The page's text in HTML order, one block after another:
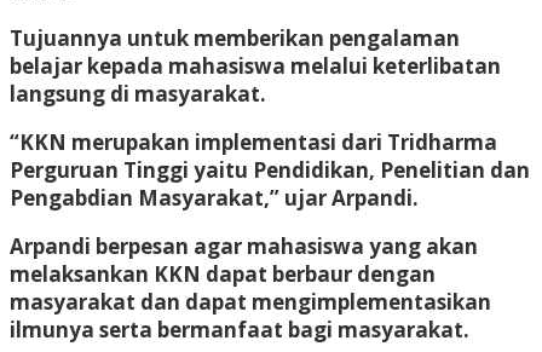
Tujuannya untuk memberikan pengalaman
belajar kepada mahasiswa melalui keterlibatan
langsung di masyarakat.
“KKN merupakan implementasi dari Tridharma
Perguruan Tinggi yaitu Pendidikan, Penelitian dan
Pengabdian Masyarakat,” ujar Arpandi.
Arpandi berpesan agar mahasiswa yang akan
melaksankan KKN dapat berbaur dengan
masyarakat dan dapat mengimplementasikan
ilmunya serta bermanfaat bagi masyarakat.